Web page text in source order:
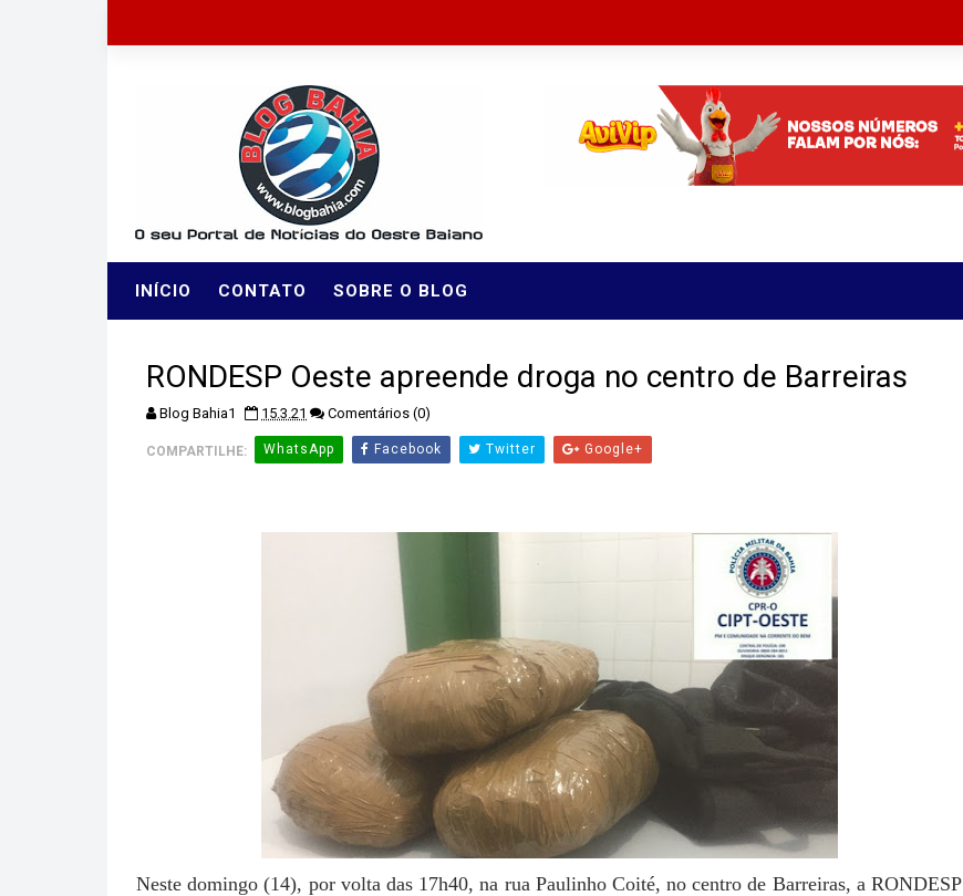
INÍCIO CONTATO SOBRE O BLOG
RONDESP Oeste apreende droga no centro de Barreiras
Blog Bahia1 15.3.21 Comentários (0)
COMPARTILHE: WhatsApp Facebook Twitter Google+
Neste domingo (14), por volta das 17h40, na rua Paulinho Coité, no centro de Barreiras, a RONDESP